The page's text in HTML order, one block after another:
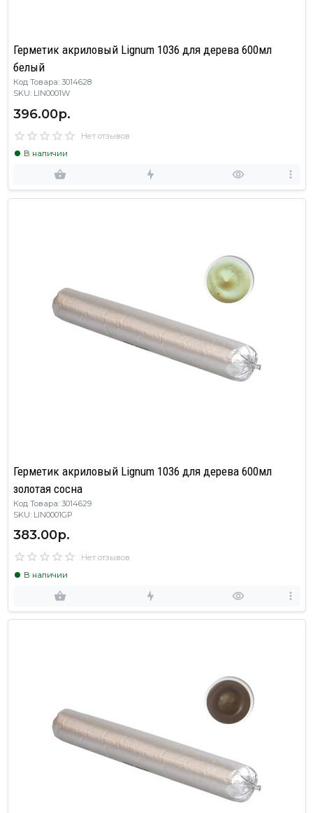
Герметик акриловый Lignum 1036 для дерева 600мл
белый
Код Товара: 3014628
SKU: LIN0001W
396.00р.
Нет отзывов
В наличии
Герметик акриловый Lignum 1036 для дерева 600мл
золотая сосна
Код Товара: 3014629
SKU: LIN0001GP
383.00р.
Нет отзывов
В наличии